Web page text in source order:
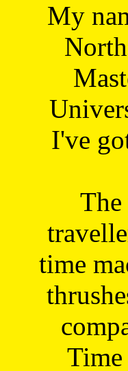
My
I've
The
time
Time